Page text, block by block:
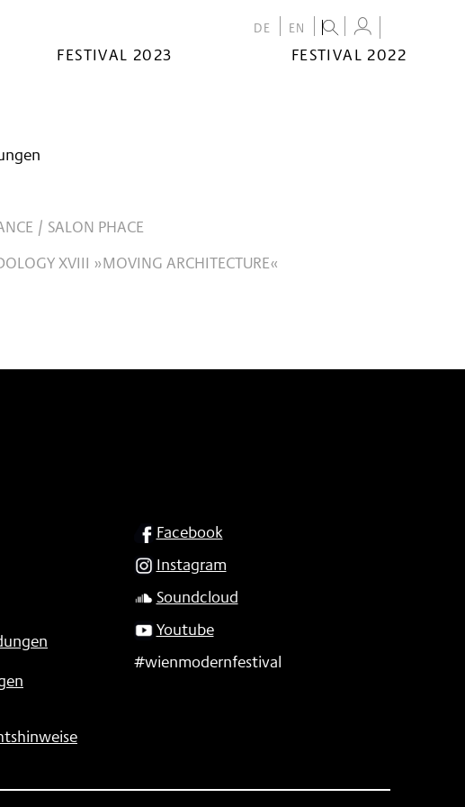
DE EN
FESTIVAL 2023 FESTIVAL 2022
/ SALON PHACE
XVIII »MOVING ARCHITECTURE«
SOCIAL
Facebook
Instagram
Soundcloud
Youtube
#wienmodernfestival